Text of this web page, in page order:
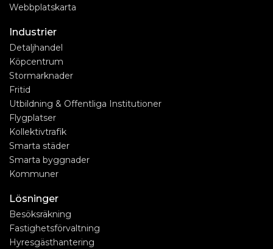
Webbplatskarta
Industrier
Detaljhandel
Köpcentrum
Stormarknader
Fritid
Utbildning & Offentliga Institutioner
Flygplatser
Kollektivtrafik
Smarta städer
Smarta byggnader
Kommuner
Lösninger
Besöksräkning
Fastighetsförvaltning
Hyresgästhantering